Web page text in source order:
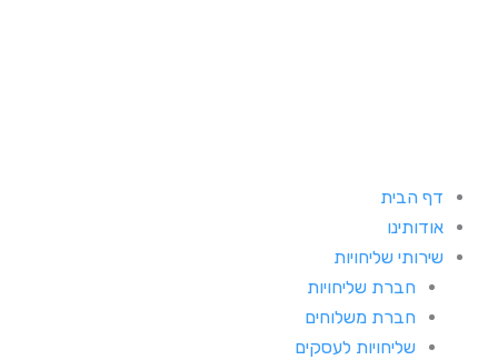
דף הבית
אודותינו
שירותי שליחויות
חברת שליחויות
חברת משלוחים
שליחויות לעסקים